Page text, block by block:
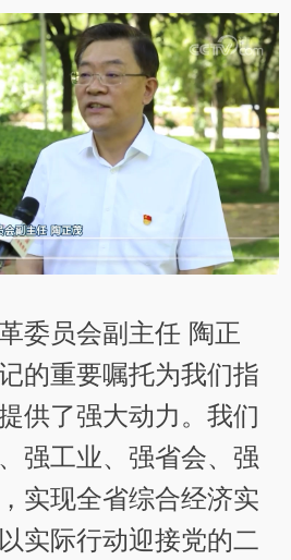
委员会副主任 陶正
的重要嘱托为我们指
供了强大动力。我们
强工业、强省会、强
实现全省综合经济实
实际行动迎接党的二